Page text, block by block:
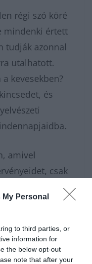
Personal
to third parties, or
information for
the below opt-out
note that after your
régi szó köré
mindenki értett
tudják azonnal
utalhatott.
kevesekben?
és
amivel
csak